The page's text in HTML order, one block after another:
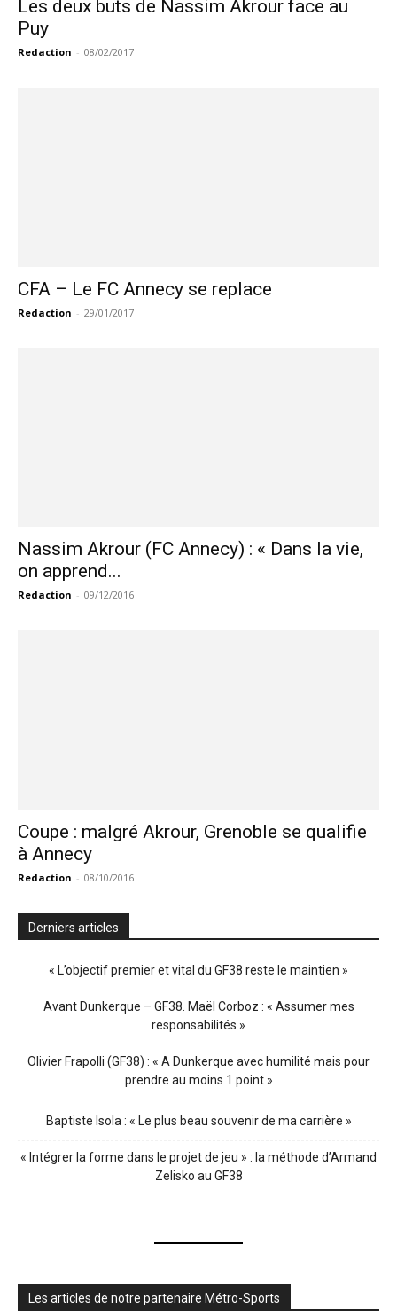
Les deux buts de Nassim Akrour face au
Puy
Redaction - 08/02/2017
CFA – Le FC Annecy se replace
Redaction - 29/01/2017
Nassim Akrour (FC Annecy) : « Dans la vie,
on apprend...
Redaction - 09/12/2016
Coupe : malgré Akrour, Grenoble se qualifie
à Annecy
Redaction - 08/10/2016
Derniers articles
« L’objectif premier et vital du GF38 reste le maintien »
Avant Dunkerque – GF38. Maël Corboz : « Assumer mes
responsabilités »
Olivier Frapolli (GF38) : « A Dunkerque avec humilité mais pour
prendre au moins 1 point »
Baptiste Isola : « Le plus beau souvenir de ma carrière »
« Intégrer la forme dans le projet de jeu » : la méthode d’Armand
Zelisko au GF38
Les articles de notre partenaire Métro-Sports